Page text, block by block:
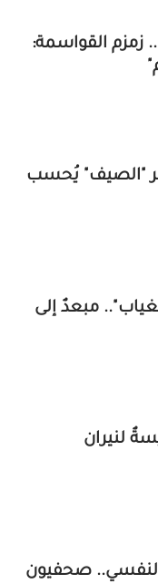
زمزم القواسمة:
"الصيف" يُحسب
مبعدٌ إلى
لنيران
صحفيون